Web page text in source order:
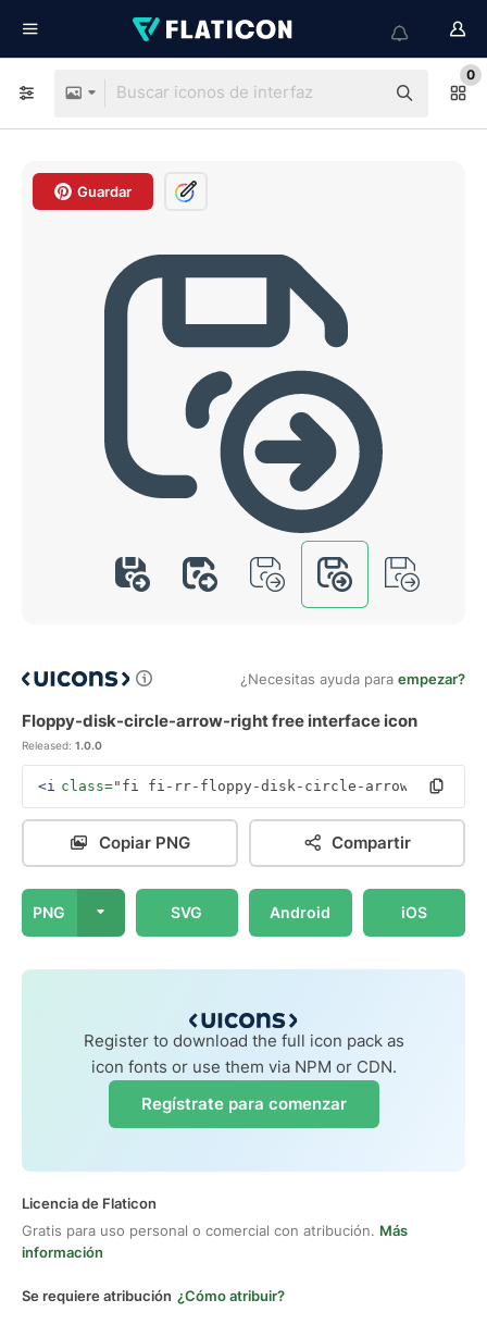
0
Guardar
¿Necesitas ayuda para empezar?
Floppy-disk-circle-arrow-right free interface icon
Released: 1.0.0
<i class="fi fi-rr-floppy-disk-circle-arrow-right"
Copiar PNG Compartir
PNG SVG Android iOS
Register to download the full icon pack as
icon fonts or use them via NPM or CDN.
Regístrate para comenzar
Licencia de Flaticon
Gratis para uso personal o comercial con atribución. Más
información
Se requiere atribución ¿Cómo atribuir?